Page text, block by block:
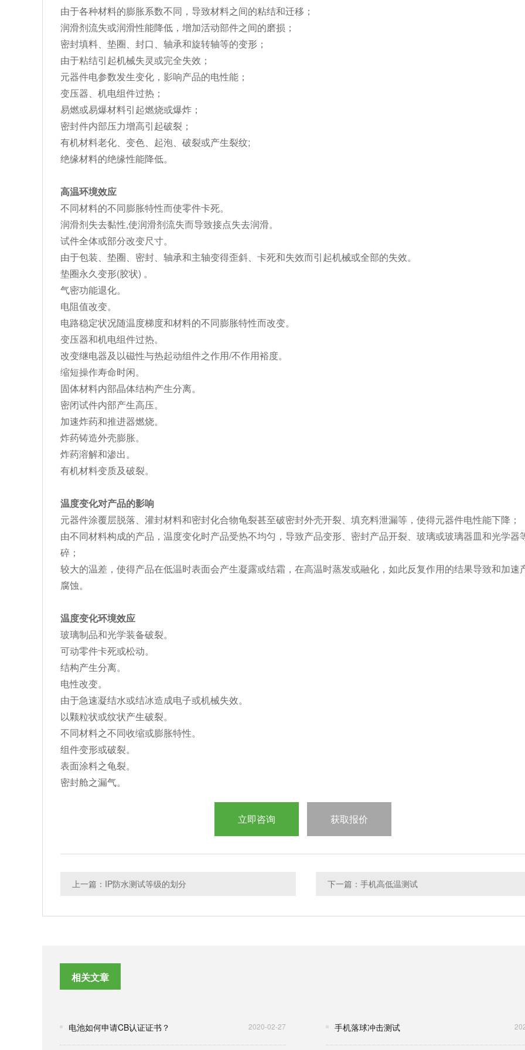
由于各种材料的膨胀系数不同，导致材料之间的粘结和迁移；
润滑剂流失或润滑性能降低，增加活动部件之间的磨损；
密封填料、垫圈、封口、轴承和旋转轴等的变形；
由于粘结引起机械失灵或完全失效；
元器件电参数发生变化，影响产品的电性能；
变压器、机电组件过热；
易燃或易爆材料引起燃烧或爆炸；
密封件内部压力增高引起破裂；
有机材料老化、变色、起泡、破裂或产生裂纹;
绝缘材料的绝缘性能降低。
高温环境效应
不同材料的不同膨胀特性而使零件卡死。
润滑剂失去黏性,使润滑剂流失而导致接点失去润滑。
试件全体或部分改变尺寸。
由于包装、垫圈、密封、轴承和主轴变得歪斜、卡死和失效而引起机械或全部的失效。
垫圈永久变形(胶状) 。
气密功能退化。
电阻值改变。
电路稳定状况随温度梯度和材料的不同膨胀特性而改变。
变压器和机电组件过热。
改变继电器及以磁性与热起动组件之作用/不作用裕度。
缩短操作寿命时闲。
固体材料内部晶体结构产生分离。
密闭试件内部产生高压。
加速炸药和推进器燃烧。
炸药铸造外壳膨胀。
炸药溶解和渗出。
有机材料变质及破裂。
温度变化对产品的影响
元器件涂覆层脱落、灌封材料和密封化合物龟裂甚至破密封外壳开裂、填充料泄漏等，使得元器件电性能下降；
由不同材料构成的产品，温度变化时产品受热不均匀，导致产品变形、密封产品开裂、玻璃或玻璃器皿和光学器
碎；
较大的温差，使得产品在低温时表面会产生凝露或结霜，在高温时蒸发或融化，如此反复作用的结果导致和加速
腐蚀。
温度变化环境效应
玻璃制品和光学装备破裂。
可动零件卡死或松动。
结构产生分离。
电性改变。
由于急速凝结水或结冰造成电子或机械失效。
以颗粒状或纹状产生破裂。
不同材料之不同收缩或膨胀特性。
组件变形或破裂。
表面涂料之龟裂。
密封舱之漏气。
立即咨询 获取报价
上一篇：IP防水测试等级的划分 下一篇：手机高低温测试
相关文章
电池如何申请CB认证证书？ 2020-02-27 手机落球冲击测试